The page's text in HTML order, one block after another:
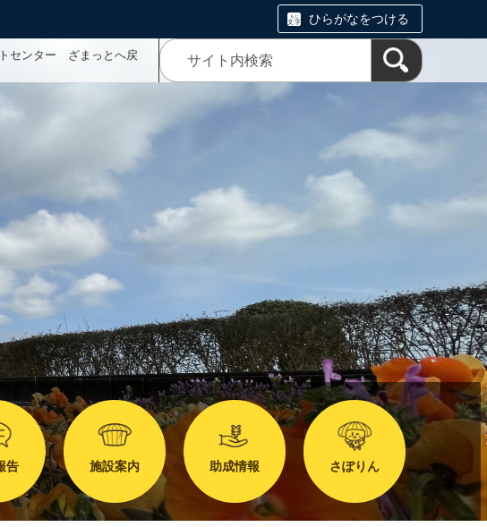
ひらがなをつける
センター ざまっとへ戻
告 施設案内 助成情報 さぽりん